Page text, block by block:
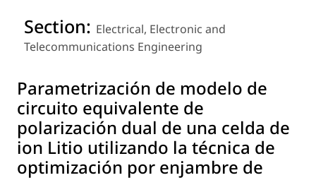
Section: Electrical, Electronic and
Telecommunications Engineering
Parametrización de modelo de
circuito equivalente de
polarización dual de una celda de
ion Litio utilizando la técnica de
optimización por enjambre de